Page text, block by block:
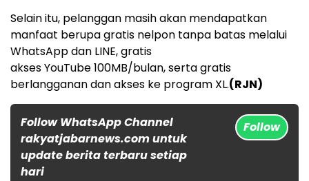
Selain itu, pelanggan masih akan mendapatkan
manfaat berupa gratis nelpon tanpa batas melalui
WhatsApp dan LINE, gratis
akses YouTube 100MB/bulan, serta gratis
berlangganan dan akses ke program XL.(RJN)
Follow WhatsApp Channel
rakyatjabarnews.com untuk
update berita terbaru setiap
hari
Follow